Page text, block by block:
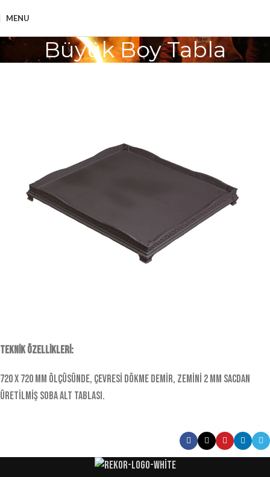
MENU
Büyük Boy Tabla
TEKNİK ÖZELLİKLERİ:
720 x 720 mm ölçüsünde, çevresi dökme demir, zemini 2 mm sacdan
üretilmiş soba alt tablası.